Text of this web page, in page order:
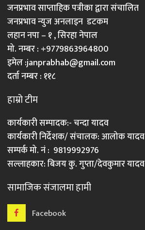
जनप्रभाव साप्ताहिक पत्रीका द्वारा संचालित
जनप्रभाव न्युज अनलाइन डटकम
लहान नपा – १ , सिरहा नेपाल
मो. नम्बर : +9779863964800
इमेल :janprabhab@gmail.com
दर्ता नम्बर : ११८
हाम्रो टीम
कार्यकारी सम्पादक:- चन्दा यादव
कार्यकारी निर्देशक/ संचालक: आलोक यादव
सम्पर्क मो. नं : 9819992976
सल्लाहकार: बिजय कु. गुप्ता/देवकुमार यादव
सामाजिक संजालमा हामी
Facebook